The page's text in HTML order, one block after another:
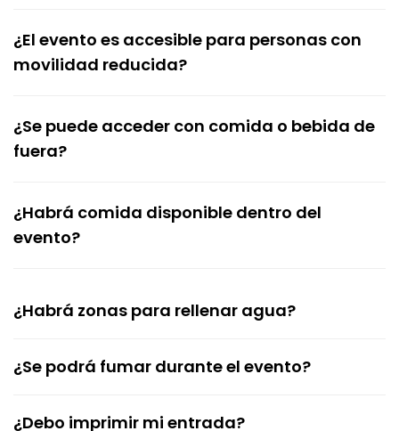
¿El evento es accesible para personas con
movilidad reducida?
¿Se puede acceder con comida o bebida de
fuera?
¿Habrá comida disponible dentro del
evento?
¿Habrá zonas para rellenar agua?
¿Se podrá fumar durante el evento?
¿Debo imprimir mi entrada?